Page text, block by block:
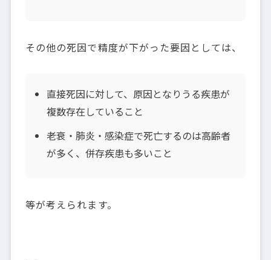
その他の死因で精度が下がった要因としては、
直接死因に対して、原因となりうる疾患が
複数存在していること
老衰・肺炎・感染症で死亡するのは高齢者
が多く、併存疾患も多いこと
等が考えられます。